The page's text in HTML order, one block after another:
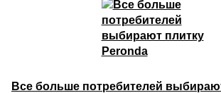
Все больше потребителей